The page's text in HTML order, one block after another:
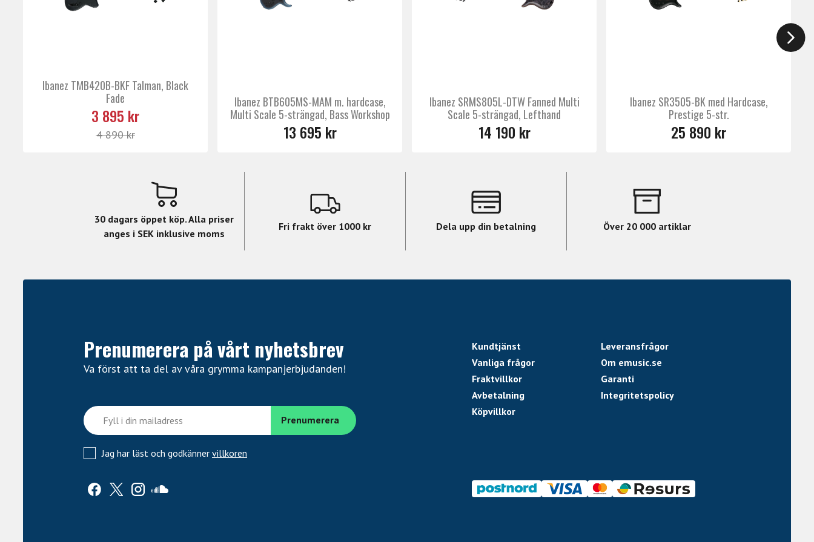
Ibanez TMB420B-BKF Talman, Black
Fade
3 895 kr
4 890 kr
Ibanez BTB605MS-MAM m. hardcase,
Multi Scale 5-strängad, Bass Workshop
13 695 kr
Ibanez SRMS805L-DTW Fanned Multi
Scale 5-strängad, Lefthand
14 190 kr
Ibanez SR3505-BK med Hardcase,
Prestige 5-str.
25 890 kr
30 dagars öppet köp. Alla priser
anges i SEK inklusive moms
Fri frakt över 1000 kr Dela upp din betalning Över 20 000 artiklar
Prenumerera på vårt nyhetsbrev
Va först att ta del av våra grymma kampanjerbjudanden!
Jag har läst och godkänner villkoren
Kundtjänst
Leveransfrågor
Vanliga frågor
Om emusic.se
Fraktvillkor
Garanti
Avbetalning
Integritetspolicy
Köpvillkor